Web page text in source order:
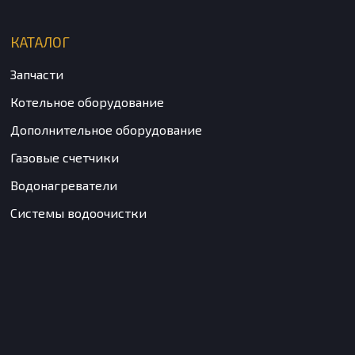
КАТАЛОГ
Запчасти
Котельное оборудование
Дополнительное оборудование
Газовые счетчики
Водонагреватели
Системы водоочистки